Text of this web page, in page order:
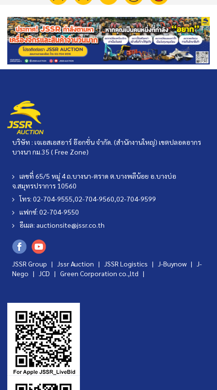
บริษัท : เจเอสเอสอาร์ อ๊อกชั่น จำกัด. (สำนักงานใหญ่) เขตปลอดอากร
บางนา กม.35 ( Free Zone)
เลขที่ 65/5 หมู่ 4 ถ.บางนา-ตราด ต.บางพลีน้อย อ.บางบ่อ
จ.สมุทรปราการ 10560
โทร: 02-704-9555,02-704-9560,02-704-9599
แฟกซ์: 02-704-9550
อีเมล: auctionsite@jssr.co.th
JSSR Group | Jssr Auction | JSSR Logistics | J-Buynow | J-
Nego | JCD | Green Corporation co.,ltd |